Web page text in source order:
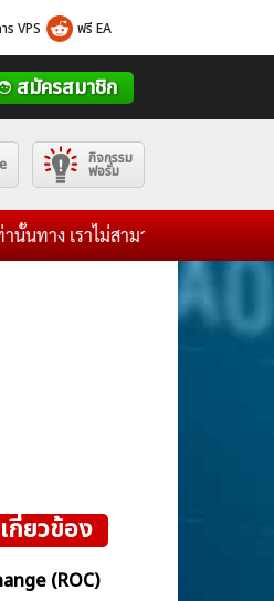
ร VPS ฟรี EA
สมัครสมาชิก
กิจกรรม
ฟอรั่ม
เราไม่สามารถรับผิดชอบต่อผลกำไร
กี่ยวข้อง
(ROC)